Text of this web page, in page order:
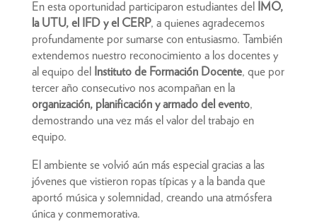
En esta oportunidad participaron estudiantes del
IMO,
la UTU, el IFD y el CERP, a quienes agradecemos
profundamente por sumarse con entusiasmo. También
extendemos nuestro reconocimiento a los docentes y
al equipo del
Instituto de Formación Docente, que por
tercer año consecutivo nos acompañan en la
organización, planificación y armado del evento,
demostrando una vez más el valor del trabajo en
equipo.
El ambiente se volvió aún más especial gracias a las
jóvenes que vistieron ropas típicas y a la banda que
aportó música y solemnidad, creando una atmósfera
única y conmemorativa.